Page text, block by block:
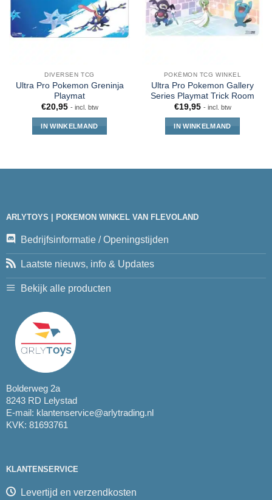
DIVERSEN TCG
Ultra Pro Pokemon Greninja
Playmat
€20,95 - incl. btw
IN WINKELMAND
POKÉMON TCG WINKEL
Ultra Pro Pokemon Gallery
Series Playmat Trick Room
€19,95 - incl. btw
IN WINKELMAND
ARLYTOYS | POKEMON WINKEL VAN FLEVOLAND
Bedrijfsinformatie / Openingstijden
Laatste nieuws, info & Updates
Bekijk alle producten
Bolderweg 2a
8243 RD Lelystad
E-mail: klantenservice@arlytrading.nl
KVK: 81693761
KLANTENSERVICE
Levertijd en verzendkosten